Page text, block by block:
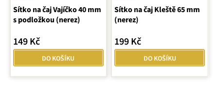
Sítko na čaj Vajíčko 40 mm
s podložkou (nerez)
149 Kč
DO KOŠÍKU
Sítko na čaj Kleště 65 mm
(nerez)
199 Kč
DO KOŠÍKU